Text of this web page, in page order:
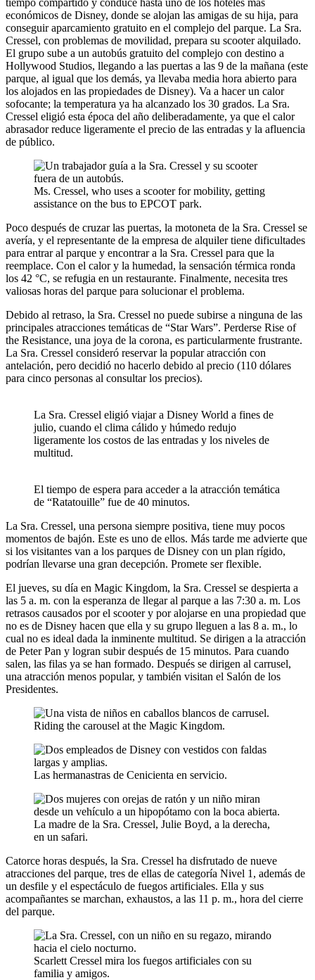
económicos de Disney, donde se alojan las amigas de su hija, para
conseguir aparcamiento gratuito en el complejo del parque. La Sra.
Cressel, con problemas de movilidad, prepara su scooter alquilado.
El grupo sube a un autobús gratuito del complejo con destino a
Hollywood Studios, llegando a las puertas a las 9 de la mañana (este
parque, al igual que los demás, ya llevaba media hora abierto para
los alojados en las propiedades de Disney). Va a hacer un calor
sofocante; la temperatura ya ha alcanzado los 30 grados. La Sra.
Cressel eligió esta época del año deliberadamente, ya que el calor
abrasador reduce ligeramente el precio de las entradas y la afluencia
de público.
Ms. Cressel, who uses a scooter for mobility, getting
assistance on the bus to EPCOT park.
Poco después de cruzar las puertas, la motoneta de la Sra. Cressel se
avería, y el representante de la empresa de alquiler tiene dificultades
para entrar al parque y encontrar a la Sra. Cressel para que la
reemplace. Con el calor y la humedad, la sensación térmica ronda
los 42 °C, se refugia en un restaurante. Finalmente, necesita tres
valiosas horas del parque para solucionar el problema.
Debido al retraso, la Sra. Cressel no puede subirse a ninguna de las
principales atracciones temáticas de “Star Wars”. Perderse Rise of
the Resistance, una joya de la corona, es particularmente frustrante.
La Sra. Cressel consideró reservar la popular atracción con
antelación, pero decidió no hacerlo debido al precio (110 dólares
para cinco personas al consultar los precios).
La Sra. Cressel eligió viajar a Disney World a fines de
julio, cuando el clima cálido y húmedo redujo
ligeramente los costos de las entradas y los niveles de
multitud.
El tiempo de espera para acceder a la atracción temática
de “Ratatouille” fue de 40 minutos.
La Sra. Cressel, una persona siempre positiva, tiene muy pocos
momentos de bajón. Este es uno de ellos. Más tarde me advierte que
si los visitantes van a los parques de Disney con un plan rígido,
podrían llevarse una gran decepción. Promete ser flexible.
El jueves, su día en Magic Kingdom, la Sra. Cressel se despierta a
las 5 a. m. con la esperanza de llegar al parque a las 7:30 a. m. Los
retrasos causados ​​por el scooter y por alojarse en una propiedad que
no es de Disney hacen que ella y su grupo lleguen a las 8 a. m., lo
cual no es ideal dada la inminente multitud. Se dirigen a la atracción
de Peter Pan y logran subir después de 15 minutos. Para cuando
salen, las filas ya se han formado. Después se dirigen al carrusel,
una atracción menos popular, y también visitan el Salón de los
Presidentes.
Riding the carousel at the Magic Kingdom.
Las hermanastras de Cenicienta en servicio.
La madre de la Sra. Cressel, Julie Boyd, a la derecha,
en un safari.
Catorce horas después, la Sra. Cressel ha disfrutado de nueve
atracciones del parque, tres de ellas de categoría Nivel 1, además de
un desfile y el espectáculo de fuegos artificiales. Ella y sus
acompañantes se marchan, exhaustos, a las 11 p. m., hora del cierre
del parque.
Scarlett Cressel mira los fuegos artificiales con su
familia y amigos.